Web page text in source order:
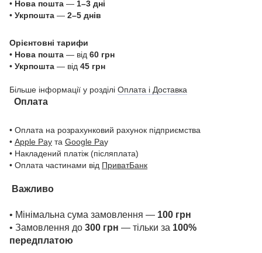
• Нова пошта — 1–3 дні
• Укрпошта — 2–5 днів
Орієнтовні тарифи
• Нова пошта — від 60 грн
• Укрпошта — від 45 грн
Більше інформації у розділі Оплата і Доставка
Оплата
• Оплата на розрахунковий рахунок підприємства
• Apple Pay та Google Pay
• Накладений платіж (післяплата)
• Оплата частинами від ПриватБанк
Важливо
• Мінімальна сума замовлення — 100 грн
• Замовлення до 300 грн — тільки за 100%
передплатою